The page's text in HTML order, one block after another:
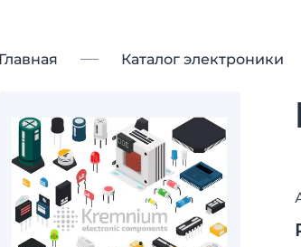
Главная Каталог электроники